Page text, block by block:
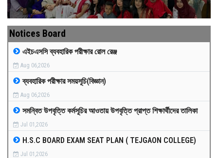
ACADEMICS
GALLERY
MEDIA
PAYMENT
CO-CURRICULUM
RESULTS
Notices Board
এইচএসসি ব্যবহারিক পরীক্ষার রোল রেঞ্জ
Aug 06,2026
ব্যবহারিক পরীক্ষার সময়সূচি(বিজ্ঞান)
Aug 06,2026
সমন্বিত উপবৃত্তি কর্মসূচির আওতায় উপবৃত্তি প্রাপ্ত শিক্ষার্থীদের তালিকা
Jul 01,2026
H.S.C BOARD EXAM SEAT PLAN ( TEJGAON COLLEGE)
Jul 01,2026